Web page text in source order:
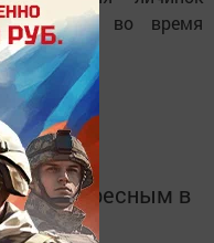
– можно во время
и интересным в